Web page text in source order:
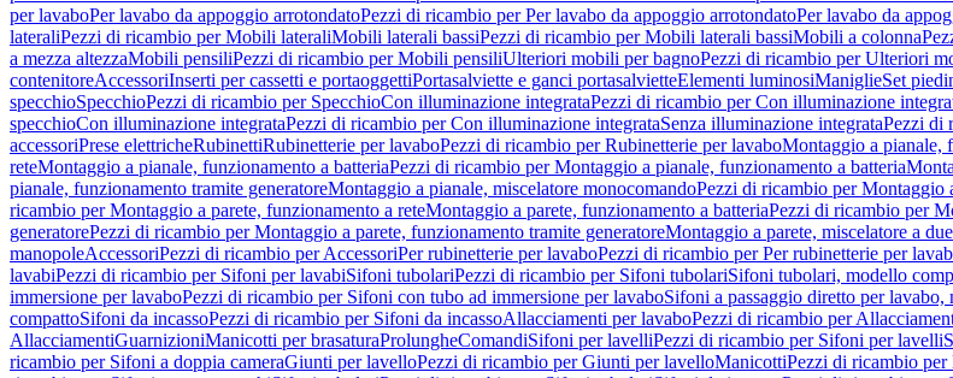
per lavaboPer lavabo da appoggio arrotondatoPezzi di ricambio per Per lavabo da appoggio arrotondatoPer lavabo da
lateraliPezzi di ricambio per Mobili lateraliMobili laterali bassiPezzi di ricambio per Mobili laterali bassiMobili a colonna
a mezza altezzaMobili pensiliPezzi di ricambio per Mobili pensiliUlteriori mobili per bagnoPezzi di ricambio per Ulteriori
contenitoreAccessoriInserti per cassetti e portaoggettiPortasalviette e ganci portasalvietteElementi luminosiManiglieSet
specchioSpecchioPezzi di ricambio per SpecchioCon illuminazione integrataPezzi di ricambio per Con illuminazione
specchioCon illuminazione integrataPezzi di ricambio per Con illuminazione integrataSenza illuminazione integrataPezzi di
accessoriPrese elettricheRubinettiRubinetterie per lavaboPezzi di ricambio per Rubinetterie per lavaboMontaggio a pianale,
reteMontaggio a pianale, funzionamento a batteriaPezzi di ricambio per Montaggio a pianale, funzionamento a batteria
pianale, funzionamento tramite generatoreMontaggio a pianale, miscelatore monocomandoPezzi di ricambio per Montaggio
ricambio per Montaggio a parete, funzionamento a reteMontaggio a parete, funzionamento a batteriaPezzi di ricambio per
generatorePezzi di ricambio per Montaggio a parete, funzionamento tramite generatoreMontaggio a parete, miscelatore a
manopoleAccessoriPezzi di ricambio per AccessoriPer rubinetterie per lavaboPezzi di ricambio per Per rubinetterie per
lavabiPezzi di ricambio per Sifoni per lavabiSifoni tubolariPezzi di ricambio per Sifoni tubolariSifoni tubolari, modello
immersione per lavaboPezzi di ricambio per Sifoni con tubo ad immersione per lavaboSifoni a passaggio diretto per lavabo,
compattoSifoni da incassoPezzi di ricambio per Sifoni da incassoAllacciamenti per lavaboPezzi di ricambio per
AllacciamentiGuarnizioniManicotti per brasaturaProlungheComandiSifoni per lavelliPezzi di ricambio per Sifoni per lavelli
ricambio per Sifoni a doppia cameraGiunti per lavelloPezzi di ricambio per Giunti per lavelloManicottiPezzi di ricambio